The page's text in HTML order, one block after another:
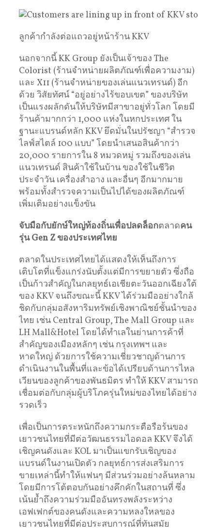
ลูกค้ากำลังต่อแถวอยู่หน้าร้าน KKV
นอกจากนี้ KK Group ยังเป็นเจ้าของ The
Colorist (ร้านจำหน่ายผลิตภัณฑ์เพื่อความงาม)
และ X11 (ร้านจำหน่ายของเล่นแนวเทรนด์) อีก
ด้วย วิสัยทัศน์ “อยู่อย่างไร้ขอบเขต” ของบริษัท
เป็นแรงผลักดันให้บริษัทมีสาขาอยู่ทั่วโลก โดยมี
ร้านค้ามากกว่า 1,000 แห่งในหกประเทศ ใน
ฐานะแบรนด์หลัก KKV ยึดมั่นในปรัชญา “สำรวจ
ไลฟ์สไตล์ 100 แบบ” โดยนำเสนอสินค้ากว่า
20,000 รายการใน 8 หมวดหมู่ รวมถึงของเล่น
แนวเทรนด์ สินค้าใช้ในบ้าน ของใช้ในชีวิต
ประจำวัน เครื่องสำอาง และอื่นๆ อีกมากมาย
พร้อมทั้งสำรวจความเป็นไปได้ของผลิตภัณฑ์
เพิ่มเติมอย่างแข็งขัน
จับมือกับยักษ์ใหญ่ท้องถิ่นเพื่อปลดล็อกตลาดคน
รุ่นGen Z ของประเทศไทย
ตลาดในประเทศไทยได้แสดงให้เห็นถึงการ
เติบโตที่แข็งแกร่งนับตั้งแต่มีการขยายตัว ซึ่งถือ
เป็นก้าวสำคัญในกลยุทธ์เอเชียตะวันออกเฉียงใต้
ของ KKV จนถึงขณะนี้ KKV ได้ร่วมมืออย่างใกล้
ชิดกับกลุ่มอสังหาริมทรัพย์เชิงพาณิชย์ชั้นนำของ
ไทย เช่น Central Group, The Mall Group และ
LH Mall&Hotel โดยได้ทำเลในย่านการค้าที่
สำคัญของเมืองหลักๆ เช่น กรุงเทพฯ และ
หาดใหญ่ ด้วยการใช้ความเชี่ยวชาญด้านการ
ดำเนินงานในพื้นที่และข้อได้เปรียบด้านการไหล
เวียนของลูกค้าของพันธมิตร ทำให้ KKV สามารถ
เชื่อมต่อกับกลุ่มผู้บริโภครุ่นใหม่ของไทยได้อย่าง
รวดเร็ว
เพื่อเป็นการตระหนักถึงความกระตือรือร้นของ
เยาวชนไทยที่มีต่อวัฒนธรรมไอดอล KKV จึงได้
เชิญคนดังและ KOL มาเป็นแขกรับเชิญของ
แบรนด์ในงานเปิดตัว กลยุทธ์การส่งเสริมการ
ขายเหล่านี้ทำให้แฟนๆ มีส่วนร่วมอย่างล้นหลาม
โดยมีการโต้ตอบกันอย่างคึกคักในสถานที่ ซึ่ง
เน้นย้ำถึงความร่วมมืออันทรงพลังระหว่าง
เอฟเฟกต์ของคนดังและความหลงใหลของ
เยาวชนไทยที่มีต่อประสบการณ์ที่ทันสมัย